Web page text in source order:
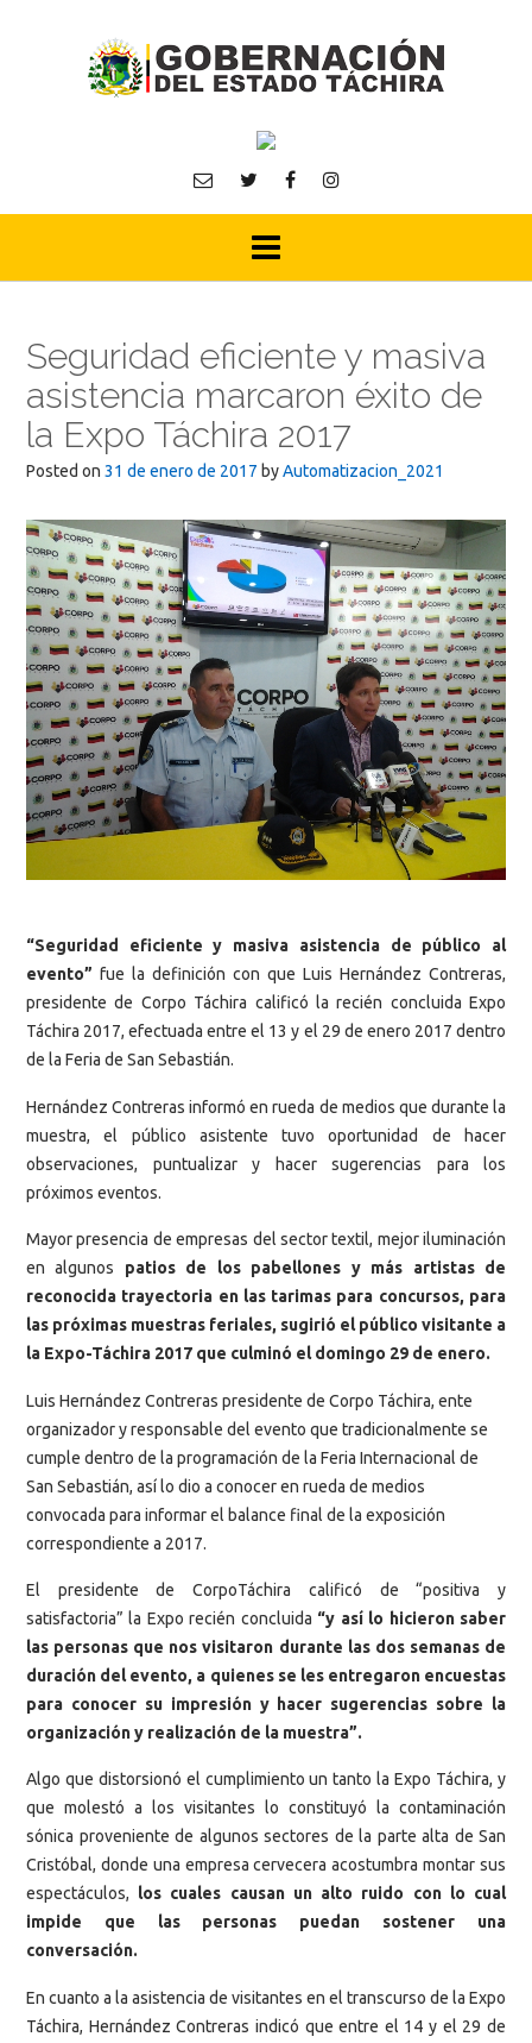
Seguridad eficiente y masiva
asistencia marcaron éxito de
la Expo Táchira 2017
Posted on 31 de enero de 2017 byAutomatizacion_2021
“Seguridad eficiente y masiva asistencia de público al
evento” fue la definición con que Luis Hernández Contreras,
presidente de Corpo Táchira calificó la recién concluida Expo
Táchira 2017, efectuada entre el 13 y el 29 de enero 2017 dentro
de la Feria de San Sebastián.
Hernández Contreras informó en rueda de medios que durante la
muestra, el público asistente tuvo oportunidad de hacer
observaciones, puntualizar y hacer sugerencias para los
próximos eventos.
Mayor presencia de empresas del sector textil, mejor iluminación
en algunos patios de los pabellones y más artistas de
reconocida trayectoria en las tarimas para concursos, para
las próximas muestras feriales, sugirió el público visitante a
la Expo-Táchira 2017 que culminó el domingo 29 de enero.
Luis Hernández Contreras presidente de Corpo Táchira, ente
organizador y responsable del evento que tradicionalmente se
cumple dentro de la programación de la Feria Internacional de
San Sebastián, así lo dio a conocer en rueda de medios
convocada para informar el balance final de la exposición
correspondiente a 2017.
El presidente de CorpoTáchira calificó de “positiva y
satisfactoria” la Expo recién concluida “y así lo hicieron saber
las personas que nos visitaron durante las dos semanas de
duración del evento, a quienes se les entregaron encuestas
para conocer su impresión y hacer sugerencias sobre la
organización y realización de la muestra”.
Algo que distorsionó el cumplimiento un tanto la Expo Táchira, y
que molestó a los visitantes lo constituyó la contaminación
sónica proveniente de algunos sectores de la parte alta de San
Cristóbal, donde una empresa cervecera acostumbra montar sus
espectáculos, los cuales causan un alto ruido con lo cual
impide que las personas puedan sostener una
conversación.
En cuanto a la asistencia de visitantes en el transcurso de la Expo
Táchira, Hernández Contreras indicó que entre el 14 y el 29 de